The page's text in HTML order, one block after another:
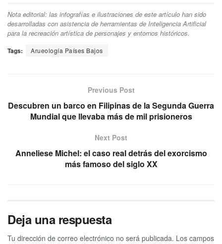
Nota editorial: las infografías e ilustraciones de este artículo han sido
desarrolladas con asistencia de herramientas de Inteligencia Artificial
para la recreación artística de personajes y entornos históricos.
Tags: Arueología Países Bajos
Previous Post
Descubren un barco en Filipinas de la Segunda Guerra
Mundial que llevaba más de mil prisioneros
Next Post
Anneliese Michel: el caso real detrás del exorcismo
más famoso del siglo XX
Deja una respuesta
Tu dirección de correo electrónico no será publicada. Los campos